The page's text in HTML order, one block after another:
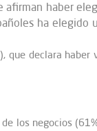
afirman haber
ha elegido
que declara haber
los negocios